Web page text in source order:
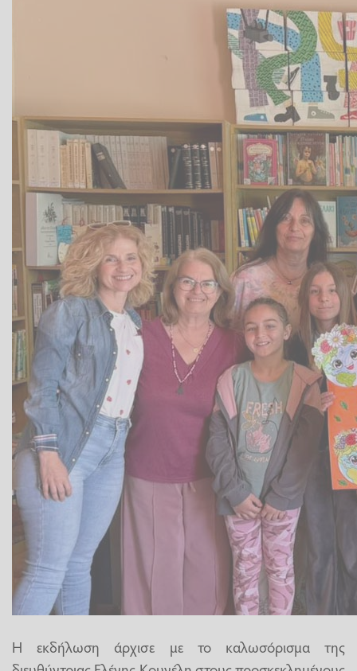
Η εκδήλωση άρχισε με το καλωσόρισμα της